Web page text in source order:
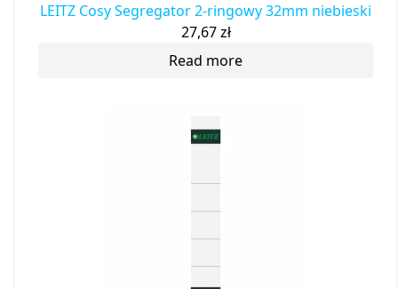
LEITZ Cosy Segregator 2-ringowy 32mm niebieski
27,67zł
Read more